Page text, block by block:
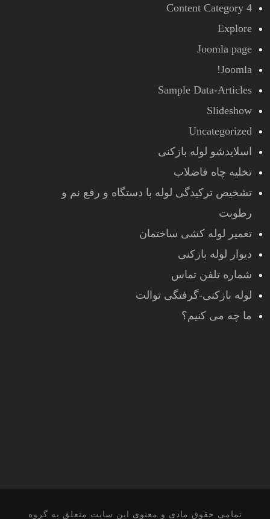
Content Category 4
Explore
Joomla page
Joomla!
Sample Data-Articles
Slideshow
Uncategorized
اسلایدشو لوله بازکنی
تخلیه چاه فاضلاب
تشخیص ترکیدگی لوله با دستگاه و رفع نم و
رطوبت
تعمیر لوله کشی ساختمان
دیوار لوله بازکنی
شماره تلفن تماس
لوله بازکنی-گرفتگی توالت
ما چه می کنیم؟
تمامی حقوق مادی و معنوی این سایت متعلق به گروه